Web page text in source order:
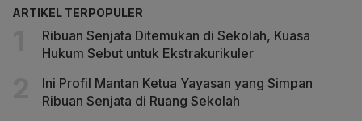
ARTIKEL TERPOPULER
Ribuan Senjata Ditemukan di Sekolah, Kuasa
Hukum Sebut untuk Ekstrakurikuler
Ini Profil Mantan Ketua Yayasan yang Simpan
Ribuan Senjata di Ruang Sekolah